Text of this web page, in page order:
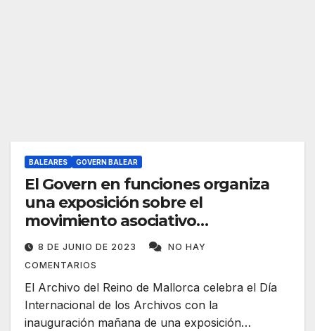
BALEARES GOVERN BALEAR
El Govern en funciones organiza
una exposición sobre el
movimiento asociativo
republicano
8 DE JUNIO DE 2023
NO HAY
COMENTARIOS
El Archivo del Reino de Mallorca celebra el Día
Internacional de los Archivos con la
inauguración mañana de una exposición…